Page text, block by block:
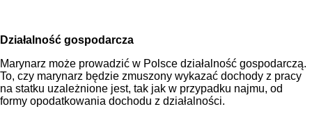
Działalność gospodarcza
Marynarz może prowadzić w Polsce działalność gospodarczą.
To, czy marynarz będzie zmuszony wykazać dochody z pracy
na statku uzależnione jest, tak jak w przypadku najmu, od
formy opodatkowania dochodu z działalności.